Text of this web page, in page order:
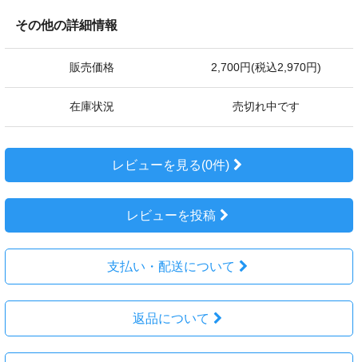
その他の詳細情報
販売価格 2,700円(税込2,970円)
在庫状況 売切れ中です
レビューを見る(0件)
レビューを投稿
支払い・配送について
返品について